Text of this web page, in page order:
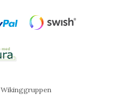
Wikinggruppen